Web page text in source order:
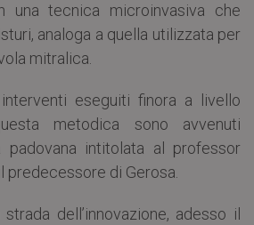
una tecnica microinvasiva che
analoga a quella utilizzata per
mitralica.
eseguiti finora a livello
metodica sono avvenuti
padovana intitolata al professor
predecessore di Gerosa.
dell’innovazione, adesso il